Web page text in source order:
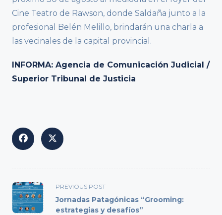
Cine Teatro de Rawson, donde Saldaña junto a la
profesional Belén Melillo, brindarán una charla a
las vecinales de la capital provincial.
INFORMA: Agencia de Comunicación Judicial /
Superior Tribunal de Justicia
<span
class="nav-
subtitle
PREVIOUS POST
Jornadas Patagónicas “Grooming:
estrategias y desafíos”